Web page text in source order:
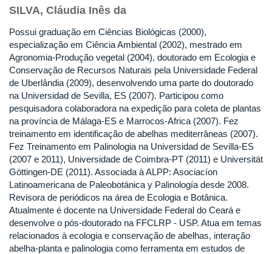
SILVA, Cláudia Inês da
Possui graduação em Ciências Biológicas (2000),
especialização em Ciência Ambiental (2002), mestrado em
Agronomia-Produção vegetal (2004), doutorado em Ecologia e
Conservação de Recursos Naturais pela Universidade Federal
de Uberlândia (2009), desenvolvendo uma parte do doutorado
na Universidad de Sevilla, ES (2007). Participou como
pesquisadora colaboradora na expedição para coleta de plantas
na província de Málaga-ES e Marrocos-Africa (2007). Fez
treinamento em identificação de abelhas mediterrâneas (2007).
Fez Treinamento em Palinologia na Universidad de Sevilla-ES
(2007 e 2011), Universidade de Coimbra-PT (2011) e Universität
Göttingen-DE (2011). Associada à ALPP: Asociacíon
Latinoamericana de Paleobotánica y Palinología desde 2008.
Revisora de periódicos na área de Ecologia e Botânica.
Atualmente é docente na Universidade Federal do Ceará e
desenvolve o pós-doutorado na FFCLRP - USP. Atua em temas
relacionados à ecologia e conservação de abelhas, interação
abelha-planta e palinologia como ferramenta em estudos de